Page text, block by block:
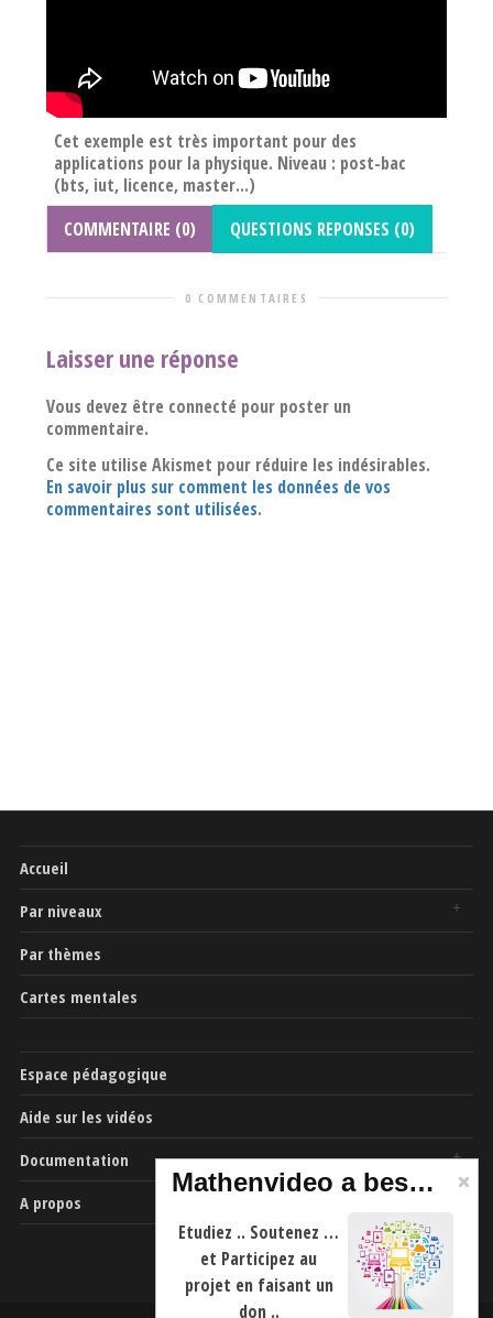
Cet exemple est très important pour des
applications pour la physique. Niveau : post-bac
(bts, iut, licence, master...)
COMMENTAIRE (0)
QUESTIONS REPONSES (0)
0 COMMENTAIRES
Laisser une réponse
Vous devez être connecté pour poster un
commentaire.
Ce site utilise Akismet pour réduire les indésirables.
En savoir plus sur comment les données de vos
commentaires sont utilisées.
Accueil
Par niveaux
Par thèmes
Cartes mentales
Espace pédagogique
Aide sur les vidéos
Documentation
A propos
Mathenvideo a besoin de vous
Etudiez .. Soutenez …
et Participez au
projet en faisant un
don ..